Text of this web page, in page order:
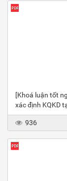
[Khoá luận tốt
xác định KQKD
936